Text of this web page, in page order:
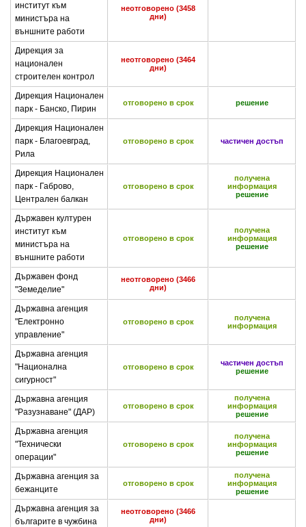
институт към
министъра на
външните работи
неотговорено (3458
дни)
Дирекция за
национален
строителен контрол
неотговорено (3464
дни)
Дирекция Национален
парк - Банско, Пирин
отговорено в срок решение
Дирекция Национален
парк - Благоевград,
Рила
отговорено в срок частичен достъп
Дирекция Национален
парк - Габрово,
Централен балкан
отговорено в срок
получена
информация
решение
Държавен културен
институт към
министъра на
външните работи
отговорено в срок
получена
информация
решение
Държавен фонд
"Земеделие"
неотговорено (3466
дни)
Държавна агенция
"Електронно
управление"
отговорено в срок
получена
информация
Държавна агенция
"Национална
сигурност"
отговорено в срок
частичен достъп
решение
Държавна агенция
"Разузнаване" (ДАР)
отговорено в срок
получена
информация
решение
Държавна агенция
"Технически
операции"
отговорено в срок
получена
информация
решение
Държавна агенция за
бежанците
отговорено в срок
получена
информация
решение
Държавна агенция за
българите в чужбина
неотговорено (3466
дни)